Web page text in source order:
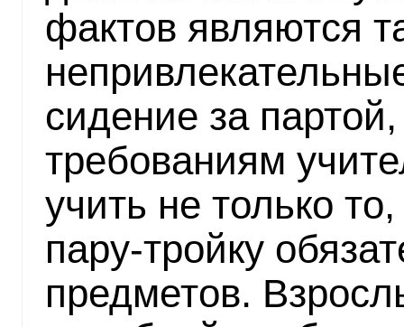
фактов являются
сидение за партой,
требованиям
учить не только
пару-тройку
предметов.